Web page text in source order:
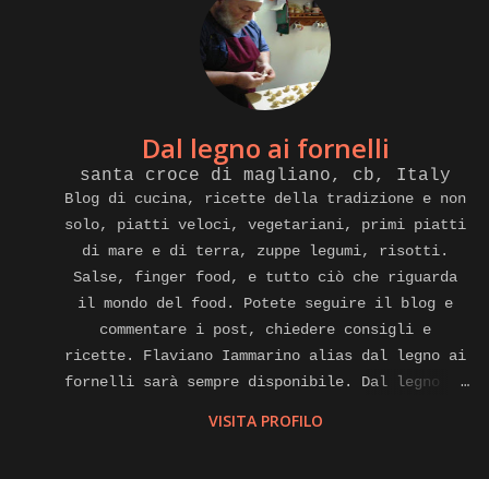
Dal legno ai fornelli
santa croce di magliano, cb, Italy
Blog di cucina, ricette della tradizione e non
solo, piatti veloci, vegetariani, primi piatti
di mare e di terra, zuppe legumi, risotti.
Salse, finger food, e tutto ciò che riguarda
il mondo del food. Potete seguire il blog e
commentare i post, chiedere consigli e
ricette. Flaviano Iammarino alias dal legno ai
fornelli sarà sempre disponibile. Dal legno ai
VISITA PROFILO